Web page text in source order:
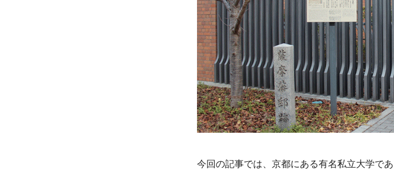
今回の記事では、京都にある有名私立大学で